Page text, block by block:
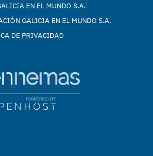
EN EL MUNDO S.A.
GALICIA EN EL MUNDO S.A.
DE PRIVACIDAD